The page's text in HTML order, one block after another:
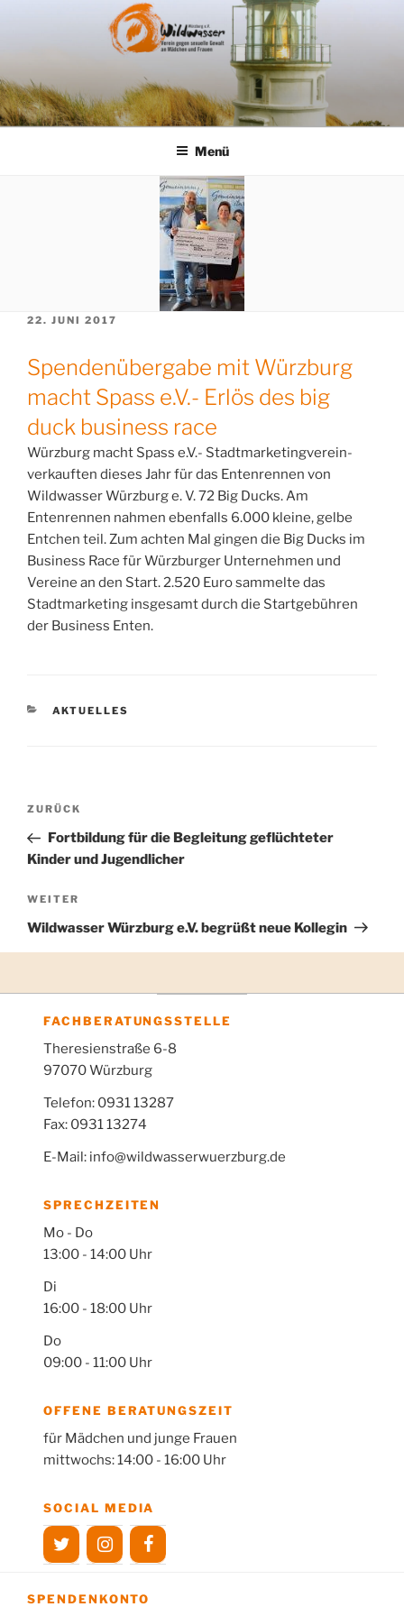
Menü
VERÖFFENTLICHT
22. JUNI 2017
Spendenübergabe mit Würzburg
macht Spass e.V.- Erlös des big
duck business race
Würzburg macht Spass e.V.- Stadtmarketingverein-
verkauften dieses Jahr für das Entenrennen von
Wildwasser Würzburg e. V. 72 Big Ducks. Am
Entenrennen nahmen ebenfalls 6.000 kleine, gelbe
Entchen teil. Zum achten Mal gingen die Big Ducks im
Business Race für Würzburger Unternehmen und
Vereine an den Start. 2.520 Euro sammelte das
Stadtmarketing insgesamt durch die Startgebühren
der Business Enten.
KATEGORIEN
AKTUELLES
Beitragsnavigation
Vorheriger
Beitrag
ZURÜCK
Fortbildung für die Begleitung geflüchteter
Kinder und Jugendlicher
Nächster
Beitrag
WEITER
Wildwasser Würzburg e.V. begrüßt neue Kollegin
FACHBERATUNGSSTELLE
Theresienstraße 6-8
97070 Würzburg
Telefon: 0931 13287
Fax: 0931 13274
E-Mail: info@wildwasserwuerzburg.de
SPRECHZEITEN
Mo - Do
13:00 - 14:00 Uhr
Di
16:00 - 18:00 Uhr
Do
09:00 - 11:00 Uhr
OFFENE BERATUNGSZEIT
für Mädchen und junge Frauen
mittwochs: 14:00 - 16:00 Uhr
SOCIAL MEDIA
SPENDENKONTO